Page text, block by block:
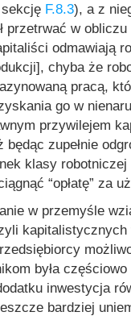
sekcję F.8.3), a z
przetrwać w
odmawiają
chyba że
pracą,
go w
przywilejem
zupełnie
klasy
“opłatę” za
w przemyśle
była
inwestycja
bardziej